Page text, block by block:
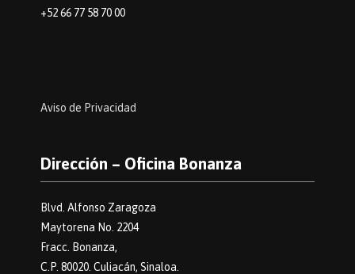
+52 66 77 58 70 00
Aviso de Privacidad
Dirección – Oficina Bonanza
Blvd. Alfonso Zaragoza
Maytorena No. 2204
Fracc. Bonanza,
C.P. 80020. Culiacán, Sinaloa.